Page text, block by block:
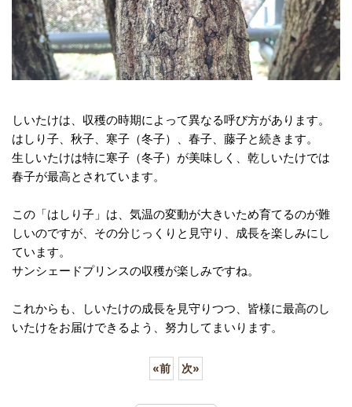
しいたけは、収穫の時期によって異なる呼び方があります。
はしり子、秋子、寒子（冬子）、春子、藤子と続きます。
生しいたけは特に寒子（冬子）が美味しく、乾しいたけでは
春子が最高とされています。
この「はしり子」は、気温の変動が大きいため育てるのが難
しいのですが、その分じっくりと見守り、成長を楽しみにし
ています。
サンシェードプリンスの収穫が楽しみですね。
これからも、しいたけの成長を見守りつつ、皆様に最高のし
いたけをお届けできるよう、努力してまいります。
«前 次»